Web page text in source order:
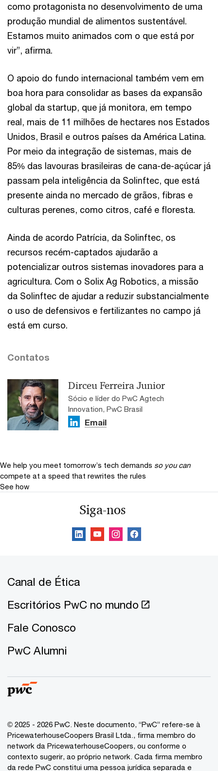
como protagonista no desenvolvimento de uma
produção mundial de alimentos sustentável.
Estamos muito animados com o que está por
vir”, afirma.
O apoio do fundo internacional também vem em
boa hora para consolidar as bases da expansão
global da startup, que já monitora, em tempo
real, mais de 11 milhões de hectares nos Estados
Unidos, Brasil e outros países da América Latina.
Por meio da integração de sistemas, mais de
85% das lavouras brasileiras de cana-de-açúcar já
passam pela inteligência da Solinftec, que está
presente ainda no mercado de grãos, fibras e
culturas perenes, como citros, café e floresta.
Ainda de acordo Patrícia, da Solinftec, os
recursos recém-captados ajudarão a
potencializar outros sistemas inovadores para a
agricultura. Com o Solix Ag Robotics, a missão
da Solinftec de ajudar a reduzir substancialmente
o uso de defensivos e fertilizantes no campo já
está em curso.
Contatos
Dirceu Ferreira Junior
Sócio e líder do PwC Agtech
Innovation, PwC Brasil
Email
We help you meet tomorrow’s tech demands so you can
compete at a speed that rewrites the rules
See how
Siga-nos
Canal de Ética
Escritórios PwC no mundo
Fale Conosco
PwC Alumni
© 2025 - 2026 PwC. Neste documento, “PwC” refere-se à
PricewaterhouseCoopers Brasil Ltda., firma membro do
network da PricewaterhouseCoopers, ou conforme o
contexto sugerir, ao próprio network. Cada firma membro
da rede PwC constitui uma pessoa jurídica separada e